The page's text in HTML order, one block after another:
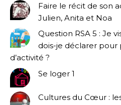
Faire le récit de son
Julien, Anita et Noa
Question RSA 5 : Je
dois-je déclarer
d’activité ?
Se loger 1
Cultures du Cœur :